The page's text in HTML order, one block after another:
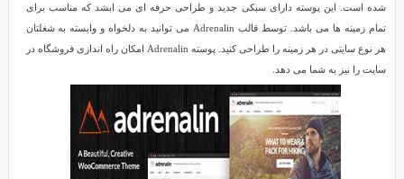
شده است. این پوسته دارای سبکی جدید و طراحی حرفه ای می ابشد که مناسب برای
تمام زمینه ها می باشد. توسط قالب Adrenalin می توانید به دلخواه و وابسته به شغلتان
هر نوع سایتی در هر زمینه را طراحی کنید. پوسته Adrenalin امکان راه اندازی فروشگاه در
سایت را نیز به شما می دهد.